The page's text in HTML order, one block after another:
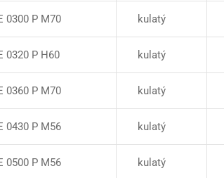
0300 P M70 kulatý
0320 P H60 kulatý
0360 P M70 kulatý
0430 P M56 kulatý
0500 P M56 kulatý